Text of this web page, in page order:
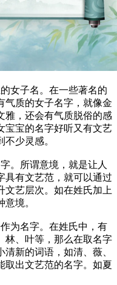
女子名。在一些著名的
气质的女子名字，就像金
雅，还会有气质脱俗的感
宝宝的名字好听又有文艺
少灵感。
所谓意境，就是让人
具有文艺范，就可以通过
文艺层次。如在姓氏加上
境。
为名字。在姓氏中，有
林、叶等，那么在取名字
新的词语，如清、薇、
取出文艺范的名字。如夏